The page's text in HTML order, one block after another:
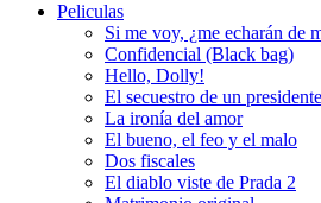
Peliculas
Si me voy, ¿me echarán de
Confidencial (Black bag)
Hello, Dolly!
El secuestro de un presidente
La ironía del amor
El bueno, el feo y el malo
Dos fiscales
El diablo viste de Prada 2